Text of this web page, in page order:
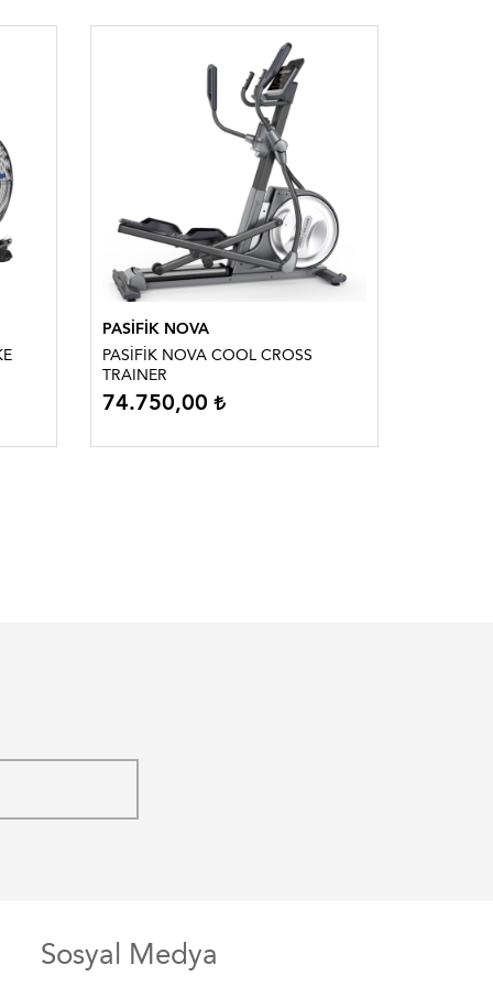
PASİFİK NOVA
PASİFİK NOVA COOL CROSS
TRAINER
74.750,00
Sosyal Medya